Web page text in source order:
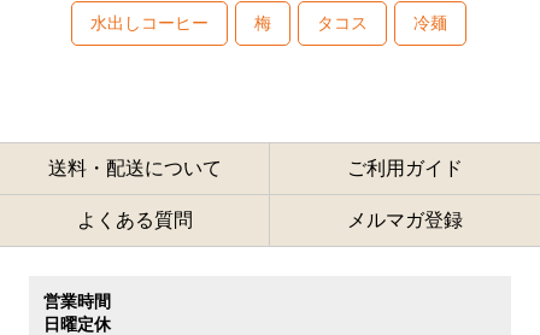
水出しコーヒー 梅 タコス 冷麺
送料・配送について ご利用ガイド
よくある質問 メルマガ登録
営業時間
日曜定休